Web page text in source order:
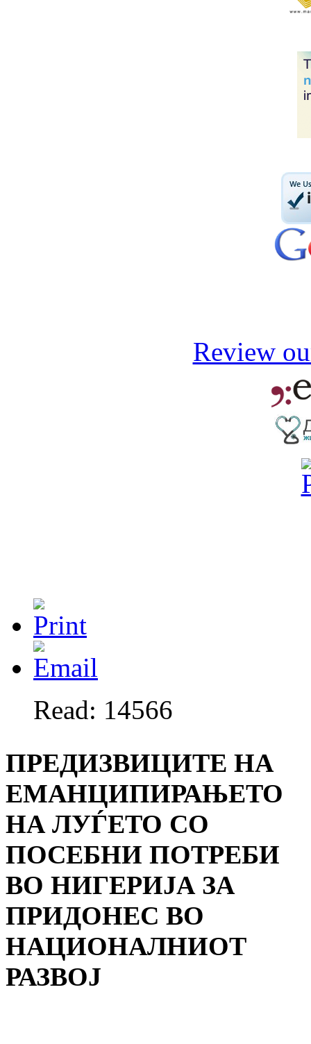
Review
Read: 14566
ПРЕДИЗВИЦИТЕ НА
ЕМАНЦИПИРАЊЕТО
НА ЛУЃЕТО СО
ПОСЕБНИ ПОТРЕБИ
ВО НИГЕРИЈА ЗА
ПРИДОНЕС ВО
НАЦИОНАЛНИОТ
РАЗВОЈ